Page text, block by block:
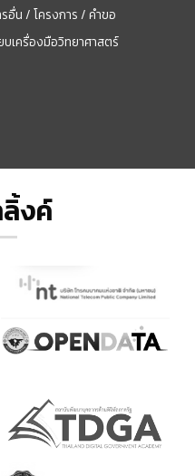
อื่น / โครงการ / คำขอ
เครื่องมือวิทยาศาสตร์
งค์